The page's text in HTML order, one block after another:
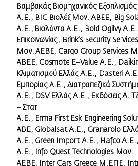
Βαμβακάς Βιομηχανικός
Α.Ε., BICΒιολέξ Μον. ΑΒΕΕ, Big
Α.Ε., Βιολάντα Α.Ε., Bold OgilvyΑ.Ε.
Επικοινωνίας, Brink‘s Security Services
Μον. ΑΕΒΕ, Cargo Group Services
ΑΒΕΕ, Cosmote E–Value A. E.,
Κλιματισμού Ελλάς Α.Ε., Dasteri
Εμπορίας Α.Ε., Διατραπεζικά
Α.Ε., DSVΕλλάς Α.Ε., Εκδόσεις Α.
– Στατ
Α. E., Erma First Esk Engineering
ΑΒΕ, Globalsat A. E., Granarolo
Α.Ε., Green ImportΑ.Ε., HafcoΑ.Ε.,
Α.Ε.,
Info Quest TechnologiesΜον.
ΑΕΒΕ,
Inter Cars GreeceΜ.ΕΠΕ,